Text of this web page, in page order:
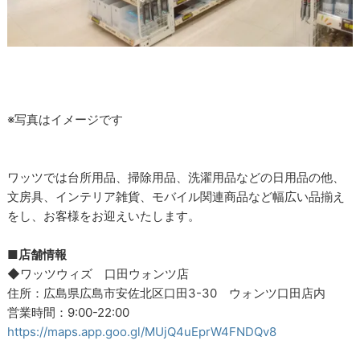
※写真はイメージです
ワッツでは台所用品、掃除用品、洗濯用品などの日用品の他、
文房具、インテリア雑貨、モバイル関連商品など幅広い品揃え
をし、お客様をお迎えいたします。
■店舗情報
◆ワッツウィズ 口田ウォンツ店
住所：広島県広島市安佐北区口田3-30 ウォンツ口田店内
営業時間：9:00-22:00
https://maps.app.goo.gl/MUjQ4uEprW4FNDQv8